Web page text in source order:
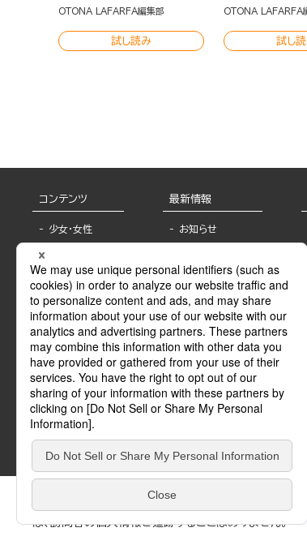
OTONA LAFARFA編集部
試し読み
OTONA LAFARFA
試し
コンテンツ
少女・女性
BL
ライトノベル
青年・一般
グラビア・写真
モーター誌
SPECIAL
Sublicense
最新情報
お知らせ
報
書店様へ
海外ライセンシー
公式SNSアカウ
ント
作家一覧
Keyword list
Author list
ぶんか社が運営するサイトでは、利便性向上のため
は、訪問者の個人情報を追跡することはありません。